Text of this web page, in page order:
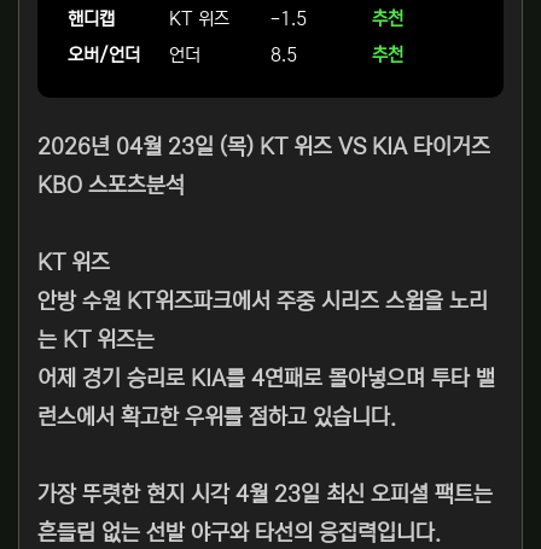
핸디캡
KT 위즈 -1.5
추천
오버/언더
언더 8.5 추천
2026년 04월 23일 (목) KT 위즈 VS KIA 타이거즈
KBO 스포츠분석
KT 위즈
안방 수원 KT위즈파크에서 주중 시리즈 스윕을 노리
는 KT 위즈는
어제 경기 승리로 KIA를 4연패로 몰아넣으며 투타 밸
런스에서 확고한 우위를 점하고 있습니다.
가장 뚜렷한 현지 시각 4월 23일 최신 오피셜 팩트는
흔들림 없는 선발 야구와 타선의 응집력입니다.